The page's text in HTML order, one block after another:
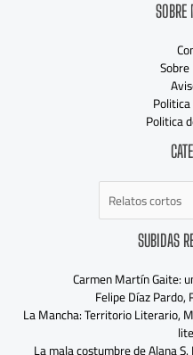
SOBRE
Politica
SUBIDAS
Carmen Martín Gaite:
Felipe Díaz Pardo,
La Mancha: Territorio Literario,